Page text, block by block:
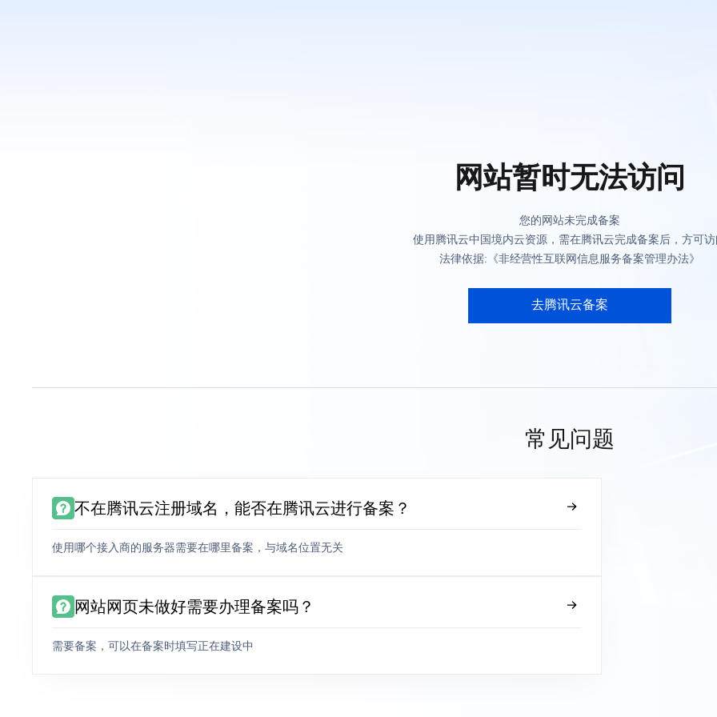
网站暂时无法访问
您的网站未完成备案
使用腾讯云中国境内云资源，需在腾讯云完成备案后，方可
法律依据:《非经营性互联网信息服务备案管理办法》
去腾讯云备案
常见问题
不在腾讯云注册域名，能否在腾讯云进行备案？
使用哪个接入商的服务器需要在哪里备案，与域名位置无关
网站网页未做好需要办理备案吗？
需要备案，可以在备案时填写正在建设中